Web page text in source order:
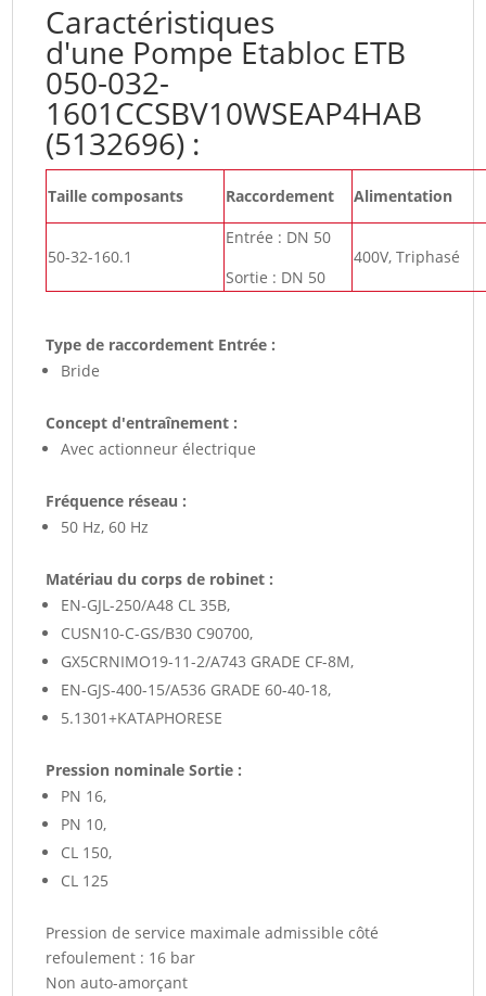
Caractéristiques
d'une Pompe Etabloc ETB
050-032-
1601CCSBV10WSEAP4HAB
(5132696) :
Taille composants Raccordement Alimentation
50-32-160.1
Entrée : DN 50
Sortie : DN 50
400V, Triphasé
Type de raccordement Entrée :
Bride
Concept d'entraînement :
Avec actionneur électrique
Fréquence réseau :
50 Hz, 60 Hz
Matériau du corps de robinet :
EN-GJL-250/A48 CL 35B,
CUSN10-C-GS/B30 C90700,
GX5CRNIMO19-11-2/A743 GRADE CF-8M,
EN-GJS-400-15/A536 GRADE 60-40-18,
5.1301+KATAPHORESE
Pression nominale Sortie :
PN 16,
PN 10,
CL 150,
CL 125
Pression de service maximale admissible côté
refoulement : 16 bar
Non auto-amorçant